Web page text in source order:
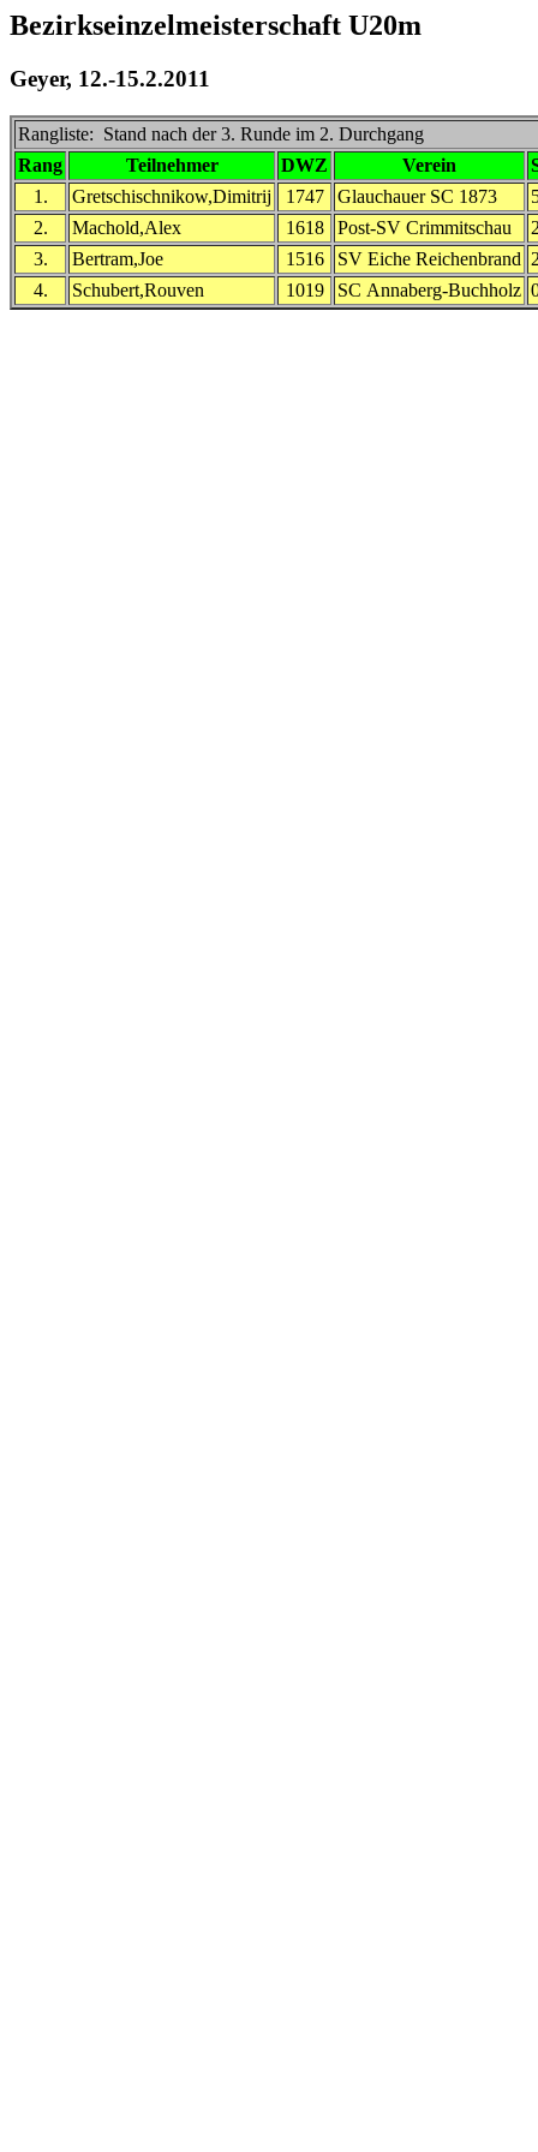
Bezirkseinzelmeisterschaft U20m
Geyer, 12.-15.2.2011
Rangliste: Stand nach der 3. Runde im 2. Durchgang
Rang
Teilnehmer DWZ Verein
1.
Gretschischnikow,Dimitrij 1747 Glauchauer SC 1873
2.
Machold,Alex 1618 Post-SV Crimmitschau
3.
Bertram,Joe 1516 SV Eiche Reichenbrand
4.
Schubert,Rouven 1019 SC Annaberg-Buchholz